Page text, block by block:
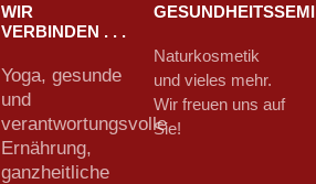
WIR
VERBINDEN . . .
Yoga, gesunde
und
verantwortungsvolle
Ernährung,
ganzheitliche
Naturkosmetik
und vieles mehr.
Wir freuen uns auf
Sie!